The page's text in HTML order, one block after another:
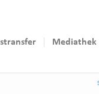
Mediathek